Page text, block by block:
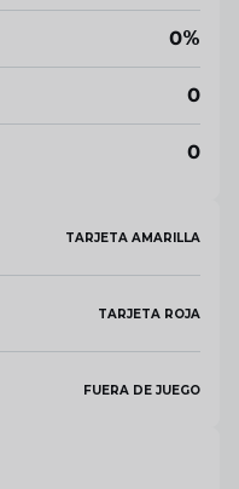
0%
0
0
TARJETA AMARILLA
TARJETA ROJA
FUERA DE JUEGO